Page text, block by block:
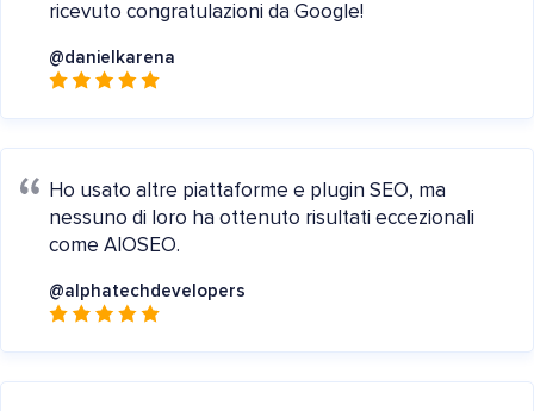
ricevuto congratulazioni da Google!
@danielkarena
Ho usato altre piattaforme e plugin SEO, ma
nessuno di loro ha ottenuto risultati eccezionali
come AIOSEO.
@alphatechdevelopers